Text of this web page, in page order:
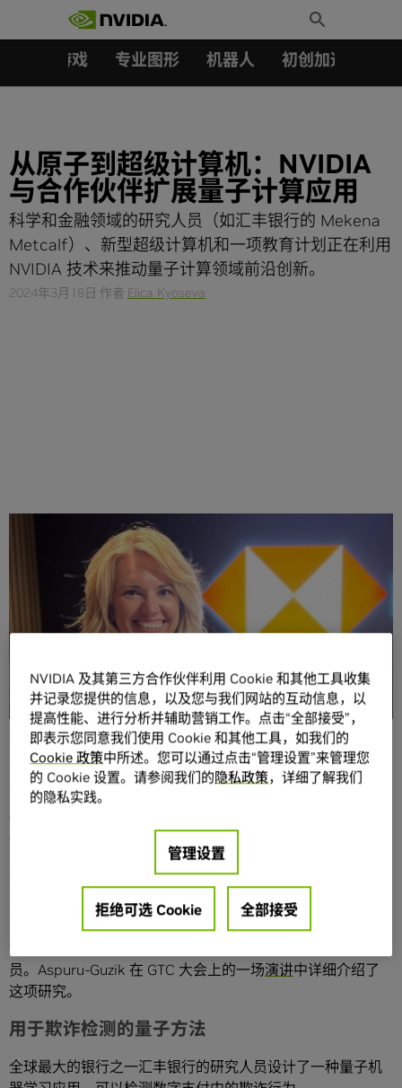
Toggle
Search
游戏 专业图形 机器人 初创加速会员成
从原子到超级计算机：NVIDIA
与合作伙伴扩展量子计算应用
科学和金融领域的研究人员（如汇丰银行的 Mekena
Metcalf）、新型超级计算机和一项教育计划正在利用
NVIDIA 技术来推动量子计算领域前沿创新。
2024年3月18日 作者 Elica Kyoseva
量子计算领域的最新进展包括分子研究、部署巨型超级计算
机，以及通过一项新的学术计划培养量子从业人员。
加拿大和美国的研究人员使用大语言模型来简化量子模拟，
从而帮助科学家探索分子。
带领该研究团队的多伦多大学化学和计算机科学教授 Alan
Aspuru-Guzik 表示：“这种全新的量子算法为实现量子算法与
机器学习的结合开辟了一条全新的途径。”
CUDA-Q是一种适用于 GPU、CPU 和
量子系统的混合编程模型。该团队的研究项目在 NVIDIA 的
H100 GPU 超级计算机Eos上运行。
员。Aspuru-Guzik 在 GTC 大会上的一场演讲中详细介绍了
这项研究。
用于欺诈检测的量子方法
全球最大的银行之一汇丰银行的研究人员设计了一种量子机
NVIDIA 及其第三方合作伙伴利用 Cookie 和其他工具收集
并记录您提供的信息，以及您与我们网站的互动信息，以
提高性能、进行分析并辅助营销工作。点击“全部接受”，
即表示您同意我们使用 Cookie 和其他工具，如我们的
Cookie 政策中所述。您可以通过点击“管理设置”来管理您
的 Cookie 设置。请参阅我们的隐私政策，详细了解我们
的隐私实践。
管理设置
拒绝可选 Cookie 全部接受